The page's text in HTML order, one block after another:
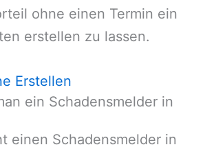
ohne einen Termin ein
erstellen zu lassen.
Erstellen
ein Schadensmelder in
einen Schadensmelder in